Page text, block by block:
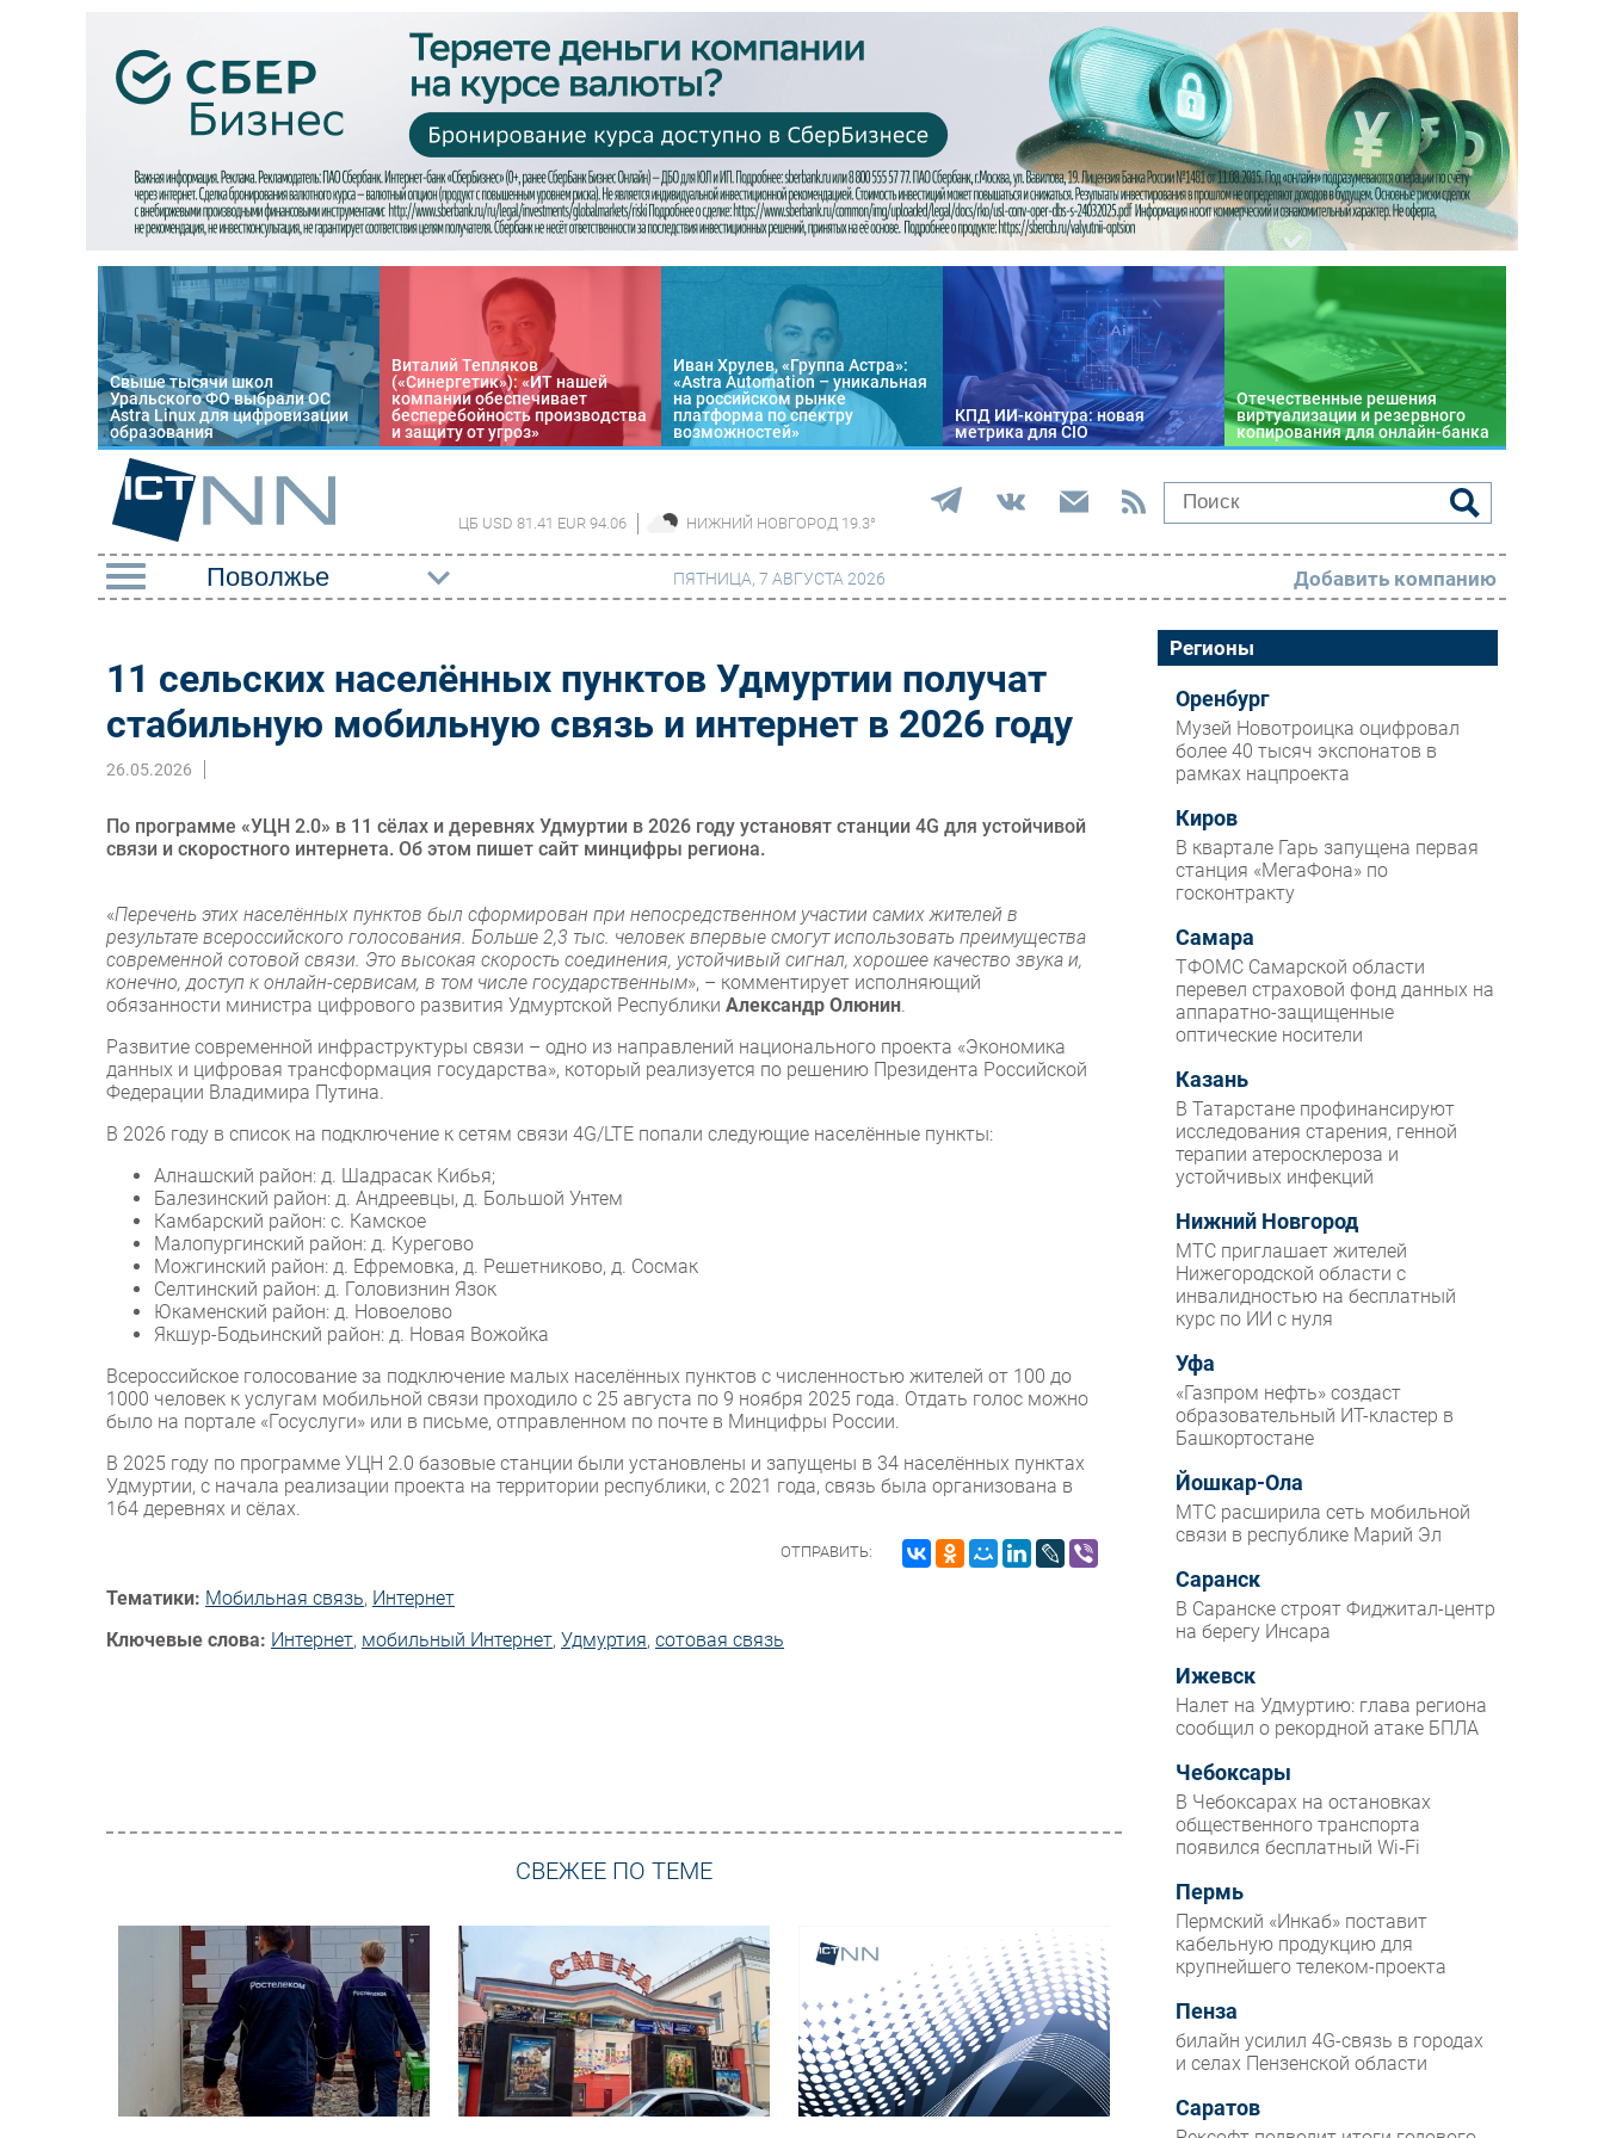
Свыше тысячи школ
Уральского ФО выбрали ОС
Astra Linux для цифровизации
образования
Виталий Тепляков
(«Синергетик»): «ИТ нашей
компании обеспечивает
бесперебойность производства
и защиту от угроз»
Иван Хрулев, «Группа Астра»:
«Astra Automation – уникальная
на российском рынке
платформа по спектру
возможностей»
КПД ИИ-контура: новая
метрика для CIO
Отечественные решения
виртуализации и резервного
копирования для онлайн-банка
ЦБ USD 81.41 EUR 94.06 НИЖНИЙ НОВГОРОД 19.3°
Импорто­замещение
Автоматизация
Промышленности
Мобильная связь
Интеграция
Рынок ПК
Маркетинг
Торговые сети
ПО
Outsourcing
Кадры
Регулирование
Финансы
Web
Инновации
CIO/Управление ИТ
Здоровье
РАЗДЕЛЫ
Новости
Аналитика
Интервью
Мероприятия
Проекты
IT класс
Тестовый стенд
Каталог компаний
ПЯТНИЦА, 7 АВГУСТА 2026 Добавить компанию
11 сельских населённых пунктов Удмуртии получат
стабильную мобильную связь и интернет в 2026 году
26.05.2026
По программе «УЦН 2.0» в 11 сёлах и деревнях Удмуртии в 2026 году установят станции 4G для устойчивой
связи и скоростного интернета. Об этом пишет сайт минцифры региона.
«Перечень этих населённых пунктов был сформирован при непосредственном участии самих жителей в
результате всероссийского голосования. Больше 2,3 тыс. человек впервые смогут использовать преимущества
современной сотовой связи. Это высокая скорость соединения, устойчивый сигнал, хорошее качество звука и,
конечно, доступ к онлайн-сервисам, в том числе государственным», – комментирует исполняющий
обязанности министра цифрового развития Удмуртской Республики Александр Олюнин.
Развитие современной инфраструктуры связи – одно из направлений национального проекта «Экономика
данных и цифровая трансформация государства», который реализуется по решению Президента Российской
Федерации Владимира Путина.
В 2026 году в список на подключение к сетям связи 4G/LTE попали следующие населённые пункты:
Алнашский район: д. Шадрасак Кибья;
Балезинский район: д. Андреевцы, д. Большой Унтем
Камбарский район: с. Камское
Малопургинский район: д. Курегово
Можгинский район: д. Ефремовка, д. Решетниково, д. Сосмак
Селтинский район: д. Головизнин Язок
Юкаменский район: д. Новоелово
Якшур-Бодьинский район: д. Новая Вожойка
Всероссийское голосование за подключение малых населённых пунктов с численностью жителей от 100 до
1000 человек к услугам мобильной связи проходило с 25 августа по 9 ноября 2025 года. Отдать голос можно
было на портале «Госуслуги» или в письме, отправленном по почте в Минцифры России.
В 2025 году по программе УЦН 2.0 базовые станции были установлены и запущены в 34 населённых пунктах
Удмуртии, с начала реализации проекта на территории республики, с 2021 года, связь была организована в
164 деревнях и сёлах.
ОТПРАВИТЬ:
Тематики: Мобильная связь, Интернет
Ключевые слова: Интернет, мобильный Интернет, Удмуртия, сотовая связь
СВЕЖЕЕ ПО ТЕМЕ
Регионы
Оренбург
Музей Новотроицка оцифровал
более 40 тысяч экспонатов в
рамках нацпроекта
Киров
В квартале Гарь запущена первая
станция «МегаФона» по
госконтракту
Самара
ТФОМС Самарской области
перевел страховой фонд данных на
аппаратно-защищенные
оптические носители
Казань
В Татарстане профинансируют
исследования старения, генной
терапии атеросклероза и
устойчивых инфекций
Нижний Новгород
МТС приглашает жителей
Нижегородской области с
инвалидностью на бесплатный
курс по ИИ с нуля
Уфа
«Газпром нефть» создаст
образовательный ИТ-кластер в
Башкортостане
Йошкар-Ола
МТС расширила сеть мобильной
связи в республике Марий Эл
Саранск
В Саранске строят Фиджитал-центр
на берегу Инсара
Ижевск
Налет на Удмуртию: глава региона
сообщил о рекордной атаке БПЛА
Чебоксары
В Чебоксарах на остановках
общественного транспорта
появился бесплатный Wi‑Fi
Пермь
Пермский «Инкаб» поставит
кабельную продукцию для
крупнейшего телеком-проекта
Пенза
билайн усилил 4G-связь в городах
и селах Пензенской области
Саратов